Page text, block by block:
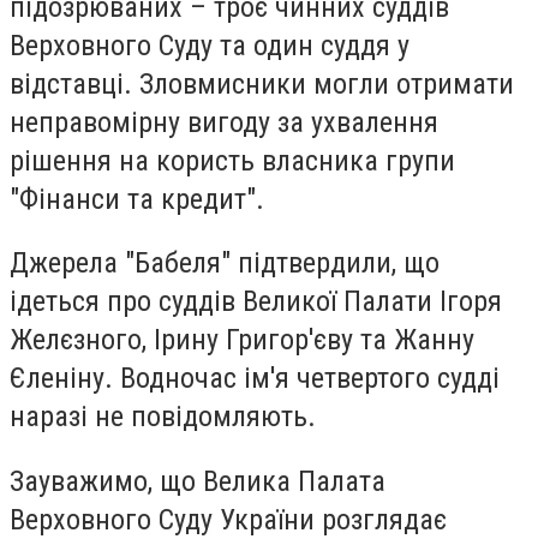
підозрюваних – троє чинних суддів
Верховного Суду та один суддя у
відставці. Зловмисники могли отримати
неправомірну вигоду за ухвалення
рішення на користь власника групи
"Фінанси та кредит".
Джерела "Бабеля" підтвердили, що
ідеться про суддів Великої Палати Ігоря
Желєзного, Ірину Григор'єву та Жанну
Єленіну. Водночас ім'я четвертого судді
наразі не повідомляють.
Зауважимо, що Велика Палата
Верховного Суду України розглядає